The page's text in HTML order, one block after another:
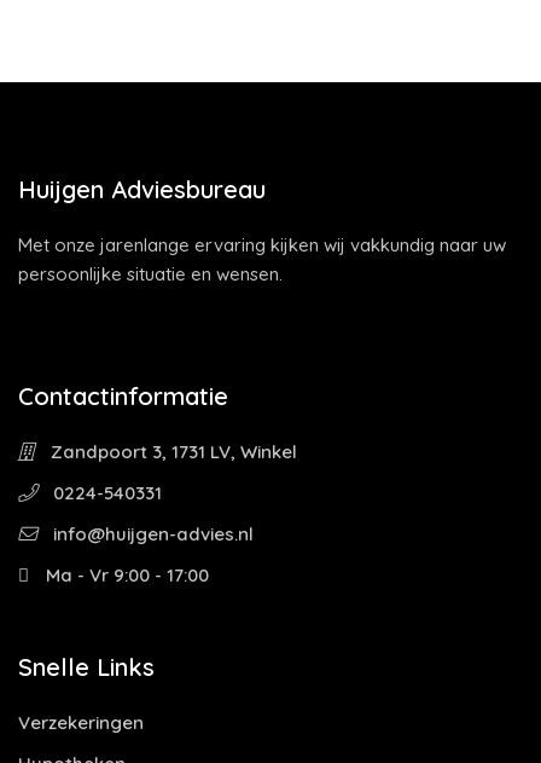
Huijgen Adviesbureau
Met onze jarenlange ervaring kijken wij vakkundig naar uw
persoonlijke situatie en wensen.
Contactinformatie
Zandpoort 3, 1731 LV, Winkel
0224-540331
info@huijgen-advies.nl
Ma - Vr 9:00 - 17:00
Snelle Links
Verzekeringen